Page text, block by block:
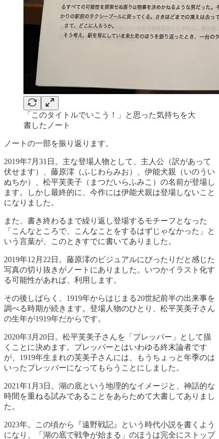
「このタイトルでいこう！」と思った気持ちを大
書したノート
ノートの一部を振り返ります。
2019年7月31日。主な登場人物として、主人公（訳があって
伏せます）、藤原澪（ふじわらみお）、伊能犬親（いのうい
ぬちか）、松平芙美子（まつだいらふみこ）の名前が登場し
ます。しかし最終的に、今作には伊能犬親は登場しないこと
になりました。
また、書き終わるまで繰り返し登場するモチーフとなった
「こんなところで、こんなことをするはずじゃなかった」と
いう言葉が、このときすでに書いてありました。
2019年12月22日。藤原澪のビジュアルにぴったりだと感じた
写真の切り抜きがノートにありました。いつかイラスト化す
る可能性があれば、利用します。
その後しばらく、1919年からはじまる20世紀前半の出来事を
調べる時期が続きます。登場人物のひとり、松平芙美子さん
の生年が1919年だからです。
2020年3月20日。松平芙美子さんを「プレッパー」として描
くことに決めます。プレッパーとはいわゆる終末論者です
が、1919年生まれの芙美子さんには、もうちょっと年季のは
いったプレッパーになってもらうことにしました。
2021年1月3日。湖の底という地理的なイメージと、神話的な
時間を重ねる試みであることをあらためて大書してありまし
た。
2023年。この頃から『遠野戦記』という時代小説を書くよう
になり、「湖の底で戦争が始まる」のほうは完全にストップ